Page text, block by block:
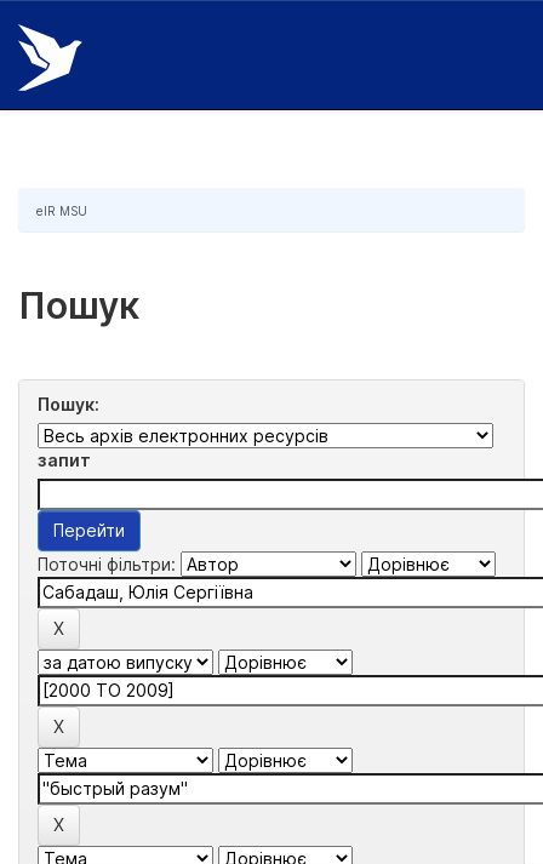
Skip
navigation
eIR MSU
Пошук
Пошук:
запит
Поточні фільтри: